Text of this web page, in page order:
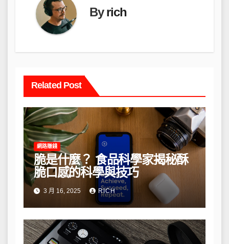
Byrich
Related Post
網路賺錢
脆是什麼？ 食品科學家揭秘酥
脆口感的科學與技巧
3 月 16, 2025 RICH